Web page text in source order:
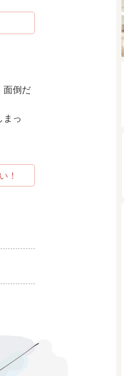
面倒だ
まっ
！